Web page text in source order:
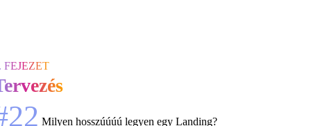
FEJEZET
Milyen hosszúúúú legyen egy Landing?